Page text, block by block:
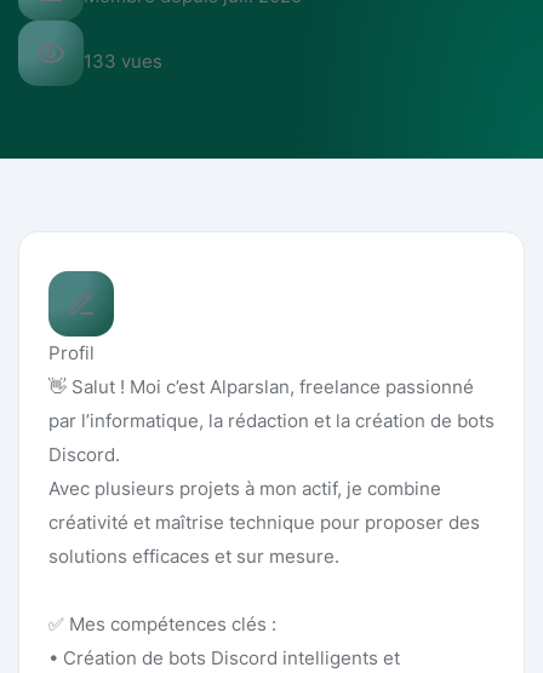
133 vues
Profil
👋 Salut ! Moi c’est Alparslan, freelance passionné
par l’informatique, la rédaction et la création de bots
Discord.
Avec plusieurs projets à mon actif, je combine
créativité et maîtrise technique pour proposer des
solutions efficaces et sur mesure.
✅ Mes compétences clés :
• Création de bots Discord intelligents et